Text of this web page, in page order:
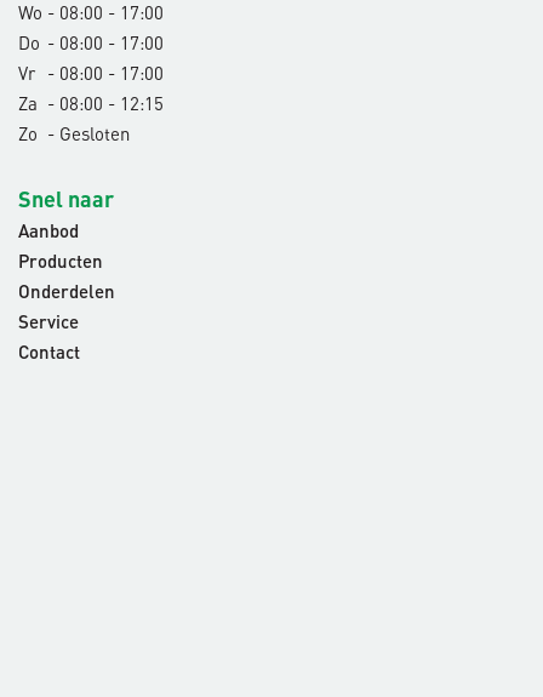
Wo - 08:00 - 17:00
Do - 08:00 - 17:00
Vr
- 08:00 - 17:00
Za - 08:00 - 12:15
Zo - Gesloten
Snel naar
Aanbod
Producten
Onderdelen
Service
Contact